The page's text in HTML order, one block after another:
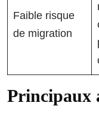
Faible risque
de migration
Principaux